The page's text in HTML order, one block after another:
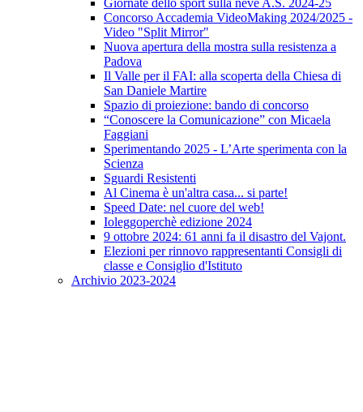
Giornate dello sport sulla neve A.S. 2024-25
Concorso Accademia VideoMaking 2024/2025 -
Video "Split Mirror"
Nuova apertura della mostra sulla resistenza a
Padova
Il Valle per il FAI: alla scoperta della Chiesa di
San Daniele Martire
Spazio di proiezione: bando di concorso
“Conoscere la Comunicazione” con Micaela
Faggiani
Sperimentando 2025 - L’Arte sperimenta con la
Scienza
Sguardi Resistenti
Al Cinema è un'altra casa... si parte!
Speed Date: nel cuore del web!
Ioleggoperchè edizione 2024
9 ottobre 2024: 61 anni fa il disastro del Vajont.
Elezioni per rinnovo rappresentanti Consigli di
classe e Consiglio d'Istituto
Archivio 2023-2024